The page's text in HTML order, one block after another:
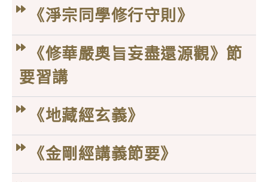
《淨宗同學修行守則》
《修華嚴奧旨妄盡還源觀》節
要習講
《地藏經玄義》
《金剛經講義節要》